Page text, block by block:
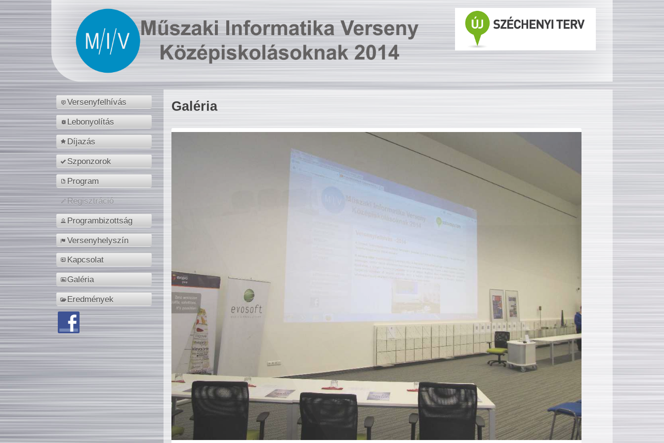
Versenyfelhívás
Lebonyolítás
Díjazás
Szponzorok
Program
Regisztráció
Programbizottság
Versenyhelyszín
Kapcsolat
Galéria
Eredmények
Galéria